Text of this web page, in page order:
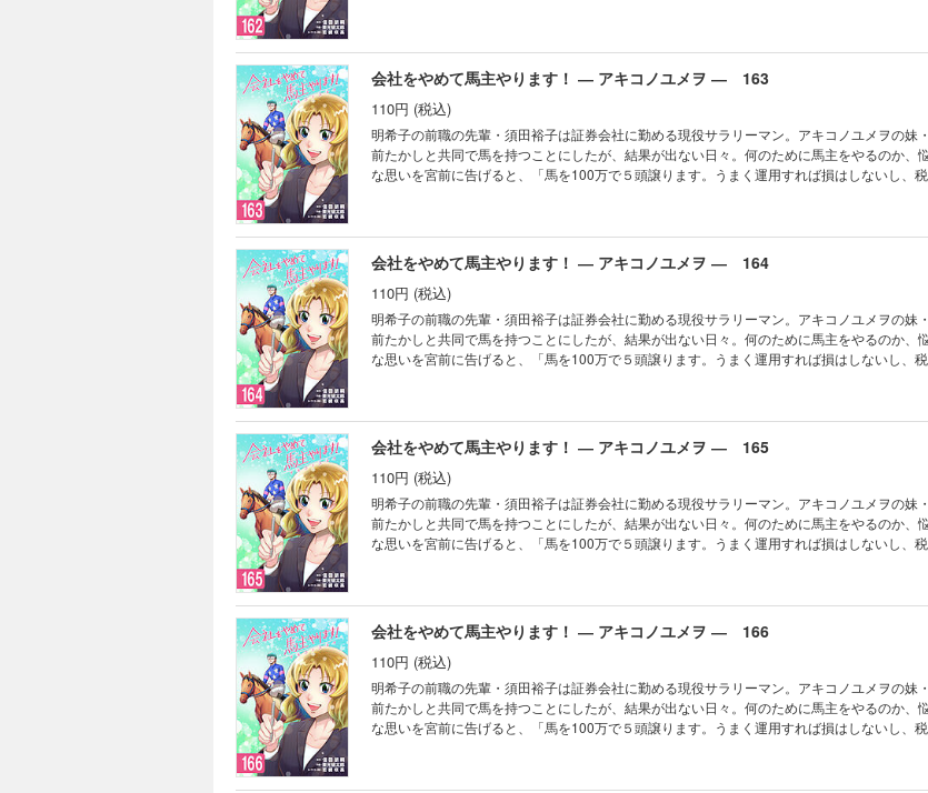
会社をやめて馬主やります！ ― アキコノユメヲ ― 163
110円 (税込)
明希子の前職の先輩・須田裕子は証券会社に勤める現役サラリーマン。アキコノユメヲの妹
前たかしと共同で馬を持つことにしたが、結果が出ない日々。何のために馬主をやるのか、
な思いを宮前に告げると、「馬を100万で５頭譲ります。うまく運用すれば損はしないし、
会社をやめて馬主やります！ ― アキコノユメヲ ― 164
110円 (税込)
明希子の前職の先輩・須田裕子は証券会社に勤める現役サラリーマン。アキコノユメヲの妹
前たかしと共同で馬を持つことにしたが、結果が出ない日々。何のために馬主をやるのか、
な思いを宮前に告げると、「馬を100万で５頭譲ります。うまく運用すれば損はしないし、
会社をやめて馬主やります！ ― アキコノユメヲ ― 165
110円 (税込)
明希子の前職の先輩・須田裕子は証券会社に勤める現役サラリーマン。アキコノユメヲの妹
前たかしと共同で馬を持つことにしたが、結果が出ない日々。何のために馬主をやるのか、
な思いを宮前に告げると、「馬を100万で５頭譲ります。うまく運用すれば損はしないし、
会社をやめて馬主やります！ ― アキコノユメヲ ― 166
110円 (税込)
明希子の前職の先輩・須田裕子は証券会社に勤める現役サラリーマン。アキコノユメヲの妹
前たかしと共同で馬を持つことにしたが、結果が出ない日々。何のために馬主をやるのか、
な思いを宮前に告げると、「馬を100万で５頭譲ります。うまく運用すれば損はしないし、